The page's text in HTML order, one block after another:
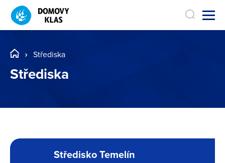
Střediska
Střediska
Středisko Temelín